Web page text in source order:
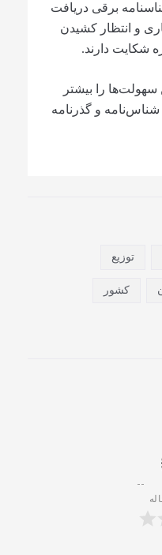
دور دست کشور نیز می‌توانند، شناس‎نامه برقی دریافت
و انتظار کشیدن
شکایت دارند.
سهولت‌ها را بیشتر
و گذرنامه
توزیع
کشور